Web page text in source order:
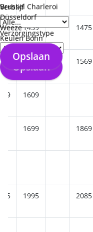
Verblijf
Verzorgingstype
Opslaan
Brussel Charleroi
Düsseldorf
Weeze
Keulen Bonn
Opslaan
1439 1475
1575 1569
1609
1699 1869
1995 2085